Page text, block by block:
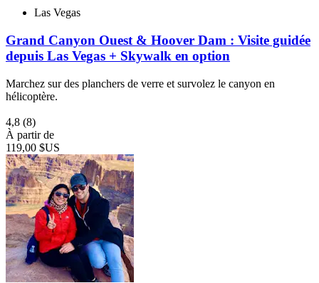
Las Vegas
Grand Canyon Ouest & Hoover Dam : Visite guidée
depuis Las Vegas + Skywalk en option
Marchez sur des planchers de verre et survolez le canyon en
hélicoptère.
4,8 (8)
À partir de
119,00 $US